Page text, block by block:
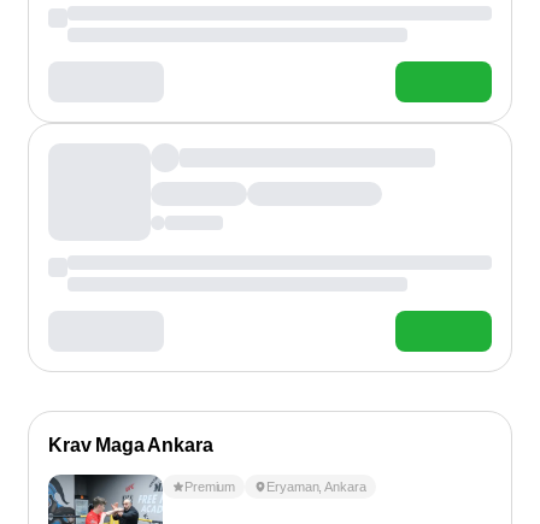
Krav Maga Ankara
Premium Eryaman,Ankara